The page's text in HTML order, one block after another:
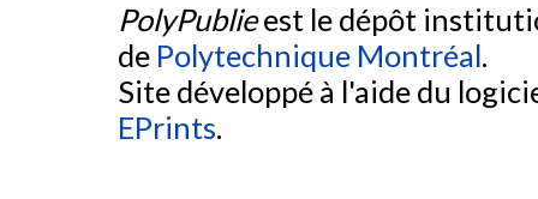
PolyPublieest le dépôt
de Polytechnique Montréal.
Site développé à l'aide du
EPrints.